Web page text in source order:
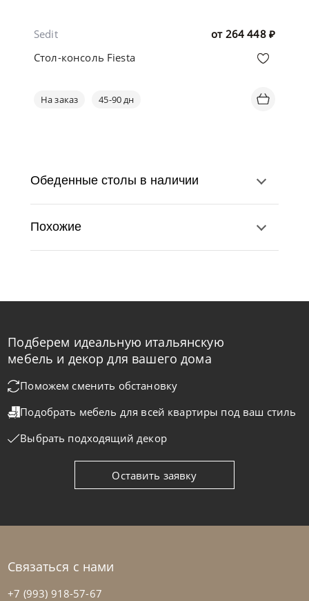
от 264 448 ₽
Sedit
Стол-консоль Fiesta
На заказ 45-90 дн
от
Sedit
На заказ 45-90 дн
Обеденные столы в наличии
Похожие
Подберем идеальную итальянскую
мебель и декор для вашего дома
Поможем сменить обстановку
Подобрать мебель для всей квартиры под ваш стиль
Выбрать подходящий декор
Оставить заявку
Связаться с нами
+7 (993) 918-57-67